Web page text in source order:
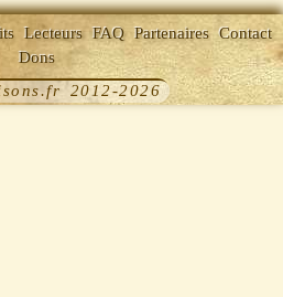
Lecteurs FAQ Partenaires Contact
Dons
2012-2026